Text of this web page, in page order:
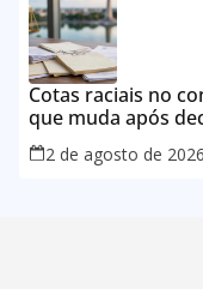
Cotas raciais no
que muda após
2 de agosto de 2026